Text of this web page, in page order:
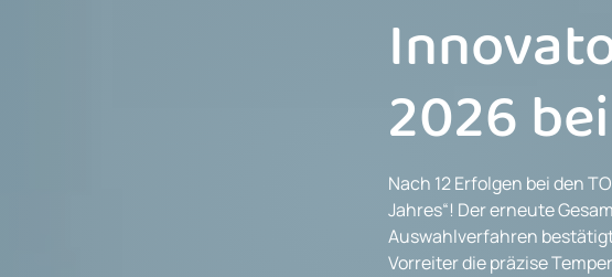
2026
Nach 12 Erfolgen bei den
Jahres“! Der erneute
Auswahlverfahren
Vorreiter die präzise